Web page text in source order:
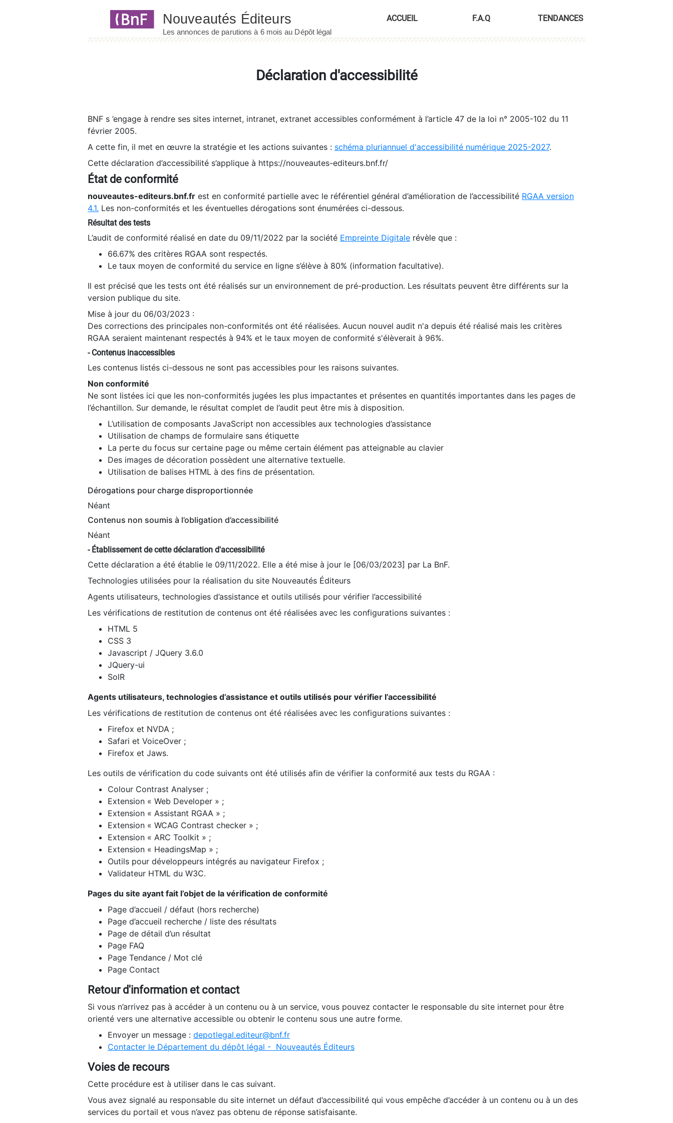
ACCUEIL F.A.Q TENDANCES
Déclaration d'accessibilité
BNF s ’engage à rendre ses sites internet, intranet, extranet accessibles conformément à l’article 47 de la loi n° 2005-102 du 11
février 2005.
A cette fin, il met en œuvre la stratégie et les actions suivantes : schéma pluriannuel d'accessibilité numérique 2025-2027.
Cette déclaration d’accessibilité s’applique à https://nouveautes-editeurs.bnf.fr/
État de conformité
nouveautes-editeurs.bnf.fr est en conformité partielle avec le référentiel général d’amélioration de l’accessibilité RGAA version
4.1. Les non-conformités et les éventuelles dérogations sont énumérées ci-dessous.
Résultat des tests
L’audit de conformité réalisé en date du 09/11/2022 par la société Empreinte Digitale révèle que :
66.67% des critères RGAA sont respectés.
Le taux moyen de conformité du service en ligne s’élève à 80% (information facultative).
Il est précisé que les tests ont été réalisés sur un environnement de pré-production. Les résultats peuvent être différents sur la
version publique du site.
Mise à jour du 06/03/2023 :
Des corrections des principales non-conformités ont été réalisées. Aucun nouvel audit n'a depuis été réalisé mais les critères
RGAA seraient maintenant respectés à 94% et le taux moyen de conformité s'élèverait à 96%.
- Contenus inaccessibles
Les contenus listés ci-dessous ne sont pas accessibles pour les raisons suivantes.
Non conformité
Ne sont listées ici que les non-conformités jugées les plus impactantes et présentes en quantités importantes dans les pages de
l’échantillon. Sur demande, le résultat complet de l’audit peut être mis à disposition.
L’utilisation de composants JavaScript non accessibles aux technologies d’assistance
Utilisation de champs de formulaire sans étiquette
La perte du focus sur certaine page ou même certain élément pas atteignable au clavier
Des images de décoration possèdent une alternative textuelle.
Utilisation de balises HTML à des fins de présentation.
Dérogations pour charge disproportionnée
Néant
Contenus non soumis à l’obligation d’accessibilité
Néant
- Établissement de cette déclaration d'accessibilité
Cette déclaration a été établie le 09/11/2022. Elle a été mise à jour le [06/03/2023] par La BnF.
Technologies utilisées pour la réalisation du site Nouveautés Éditeurs
Agents utilisateurs, technologies d’assistance et outils utilisés pour vérifier l’accessibilité
Les vérifications de restitution de contenus ont été réalisées avec les configurations suivantes :
HTML 5
CSS 3
Javascript / JQuery 3.6.0
JQuery-ui
SolR
Agents utilisateurs, technologies d’assistance et outils utilisés pour vérifier l’accessibilité
Les vérifications de restitution de contenus ont été réalisées avec les configurations suivantes :
Firefox et NVDA ;
Safari et VoiceOver ;
Firefox et Jaws.
Les outils de vérification du code suivants ont été utilisés afin de vérifier la conformité aux tests du RGAA :
Colour Contrast Analyser ;
Extension « Web Developer » ;
Extension « Assistant RGAA » ;
Extension « WCAG Contrast checker » ;
Extension « ARC Toolkit » ;
Extension « HeadingsMap » ;
Outils pour développeurs intégrés au navigateur Firefox ;
Validateur HTML du W3C.
Pages du site ayant fait l’objet de la vérification de conformité
Page d’accueil / défaut (hors recherche)
Page d’accueil recherche / liste des résultats
Page de détail d’un résultat
Page FAQ
Page Tendance / Mot clé
Page Contact
Retour d'information et contact
Si vous n’arrivez pas à accéder à un contenu ou à un service, vous pouvez contacter le responsable du site internet pour être
orienté vers une alternative accessible ou obtenir le contenu sous une autre forme.
Envoyer un message : depotlegal.editeur@bnf.fr
Contacter le Département du dépôt légal - Nouveautés Éditeurs
Voies de recours
Cette procédure est à utiliser dans le cas suivant.
Vous avez signalé au responsable du site internet un défaut d’accessibilité qui vous empêche d’accéder à un contenu ou à un des
services du portail et vous n’avez pas obtenu de réponse satisfaisante.